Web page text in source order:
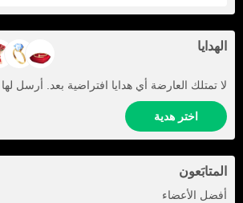
الهدايا
لا تمتلك العارضة أي هدايا افتراضية بعد. أرسل لها
اختر هدية
المتابَعون
أفضل الأعضاء